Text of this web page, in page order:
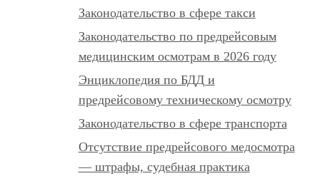
Законодательство в сфере такси
Законодательство по предрейсовым
медицинским осмотрам в 2026 году
Энциклопедия по БДД и
предрейсовому техническому осмотру
Законодательство в сфере транспорта
Отсутствие предрейсового медосмотра
— штрафы, судебная практика